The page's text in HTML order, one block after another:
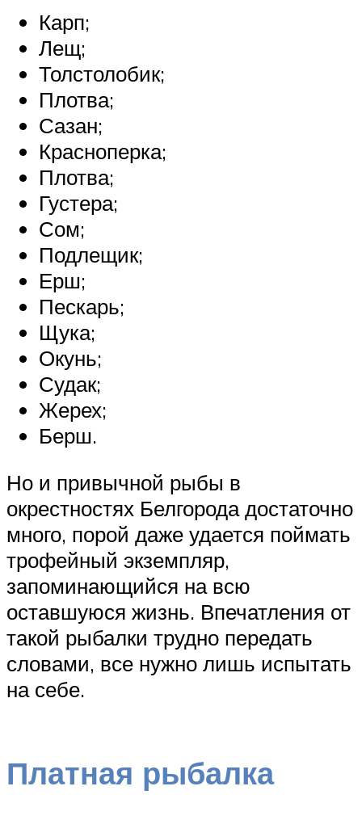
Карп;
Лещ;
Толстолобик;
Плотва;
Сазан;
Красноперка;
Плотва;
Густера;
Сом;
Подлещик;
Ерш;
Пескарь;
Щука;
Окунь;
Судак;
Жерех;
Берш.
Но и привычной рыбы в
окрестностях Белгорода достаточно
много, порой даже удается поймать
трофейный экземпляр,
запоминающийся на всю
оставшуюся жизнь. Впечатления от
такой рыбалки трудно передать
словами, все нужно лишь испытать
на себе.
Платная рыбалка